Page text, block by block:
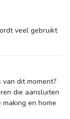
veel gebruikt
dit moment?
die aansluiten
en home